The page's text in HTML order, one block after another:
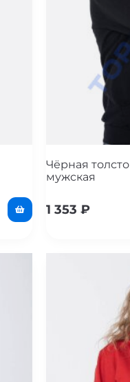
Чёрная
мужская
1 353 ₽